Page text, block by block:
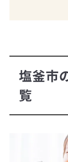
塩釜市
覧